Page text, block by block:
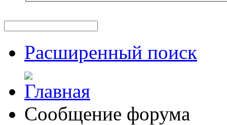
Расширенный поиск
Сообщение форума